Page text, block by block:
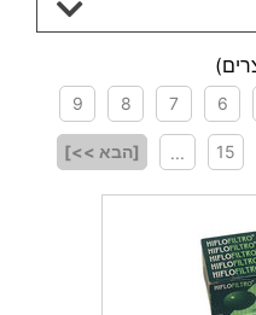
6
7
8
9
15
... [הבא >>]